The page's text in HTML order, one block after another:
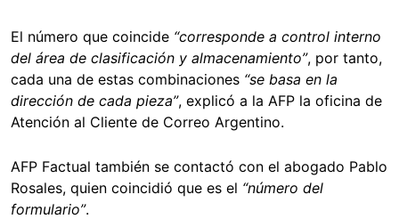
El número que coincide “corresponde a control interno
del área de clasificación y almacenamiento”, por tanto,
cada una de estas combinaciones “se basa en la
dirección de cada pieza”, explicó a la AFP la oficina de
Atención al Cliente de Correo Argentino.
AFP Factual también se contactó con el abogado Pablo
Rosales, quien coincidió que es el “número del
formulario”.